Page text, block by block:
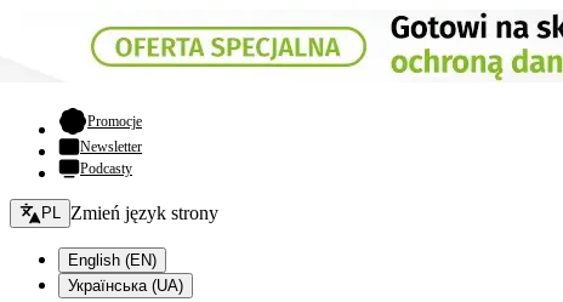
Promocje- otwiera się w nowej karcie
Newsletter
Podcasty
Zmień język - bieżący:
PL Zmień język strony
English (EN)
Українська (UA)